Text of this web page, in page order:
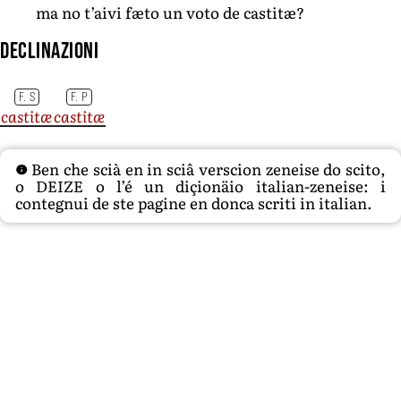
ma no t’aivi fæto un voto de castitæ?
Declinazioni
F. S F. P
castitæcastitæ
Ben che scià en in sciâ verscion zeneise do scito,
o DEIZE o l’é un diçionäio italian-zeneise: i
contegnui de ste pagine en donca scriti in italian.